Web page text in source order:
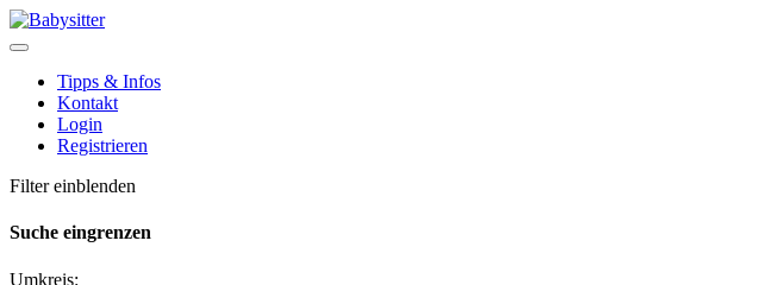
Tipps & Infos
Kontakt
Login
Registrieren
Filter einblenden
Suche eingrenzen
Umkreis: